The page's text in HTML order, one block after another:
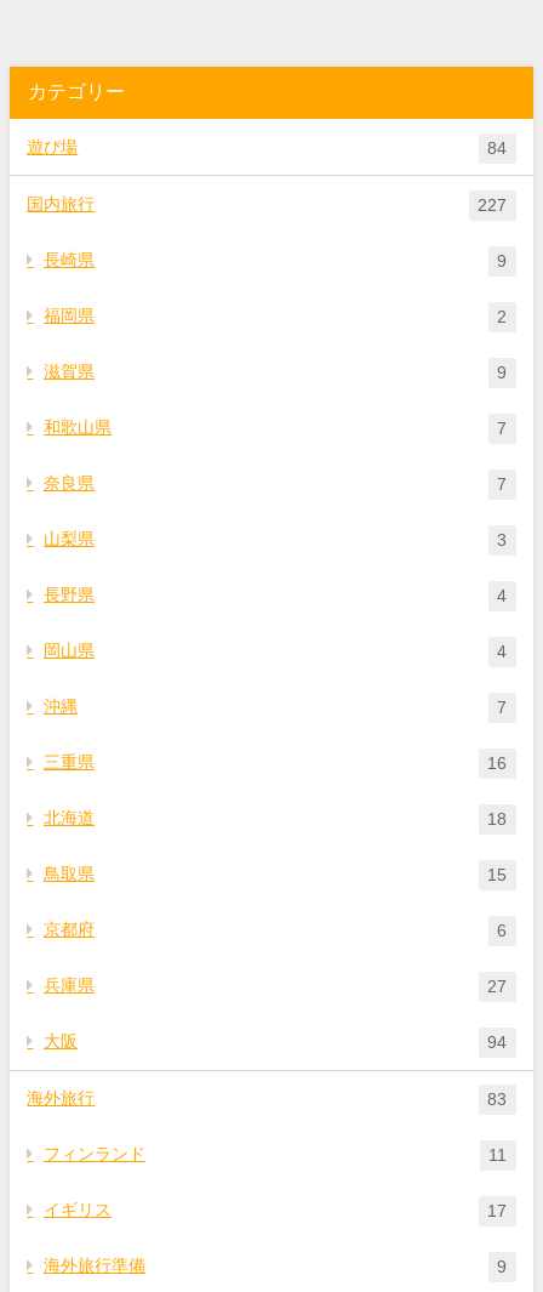
カテゴリー
遊び場 84
国内旅行 227
長崎県 9
福岡県 2
滋賀県 9
和歌山県 7
奈良県 7
山梨県 3
長野県 4
岡山県 4
沖縄 7
三重県 16
北海道 18
鳥取県 15
京都府 6
兵庫県 27
大阪 94
海外旅行 83
フィンランド 11
イギリス 17
海外旅行準備 9